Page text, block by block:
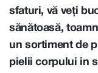
sfaturi, vă veți
sănătoasă,
un sortiment de
pielii corpului in